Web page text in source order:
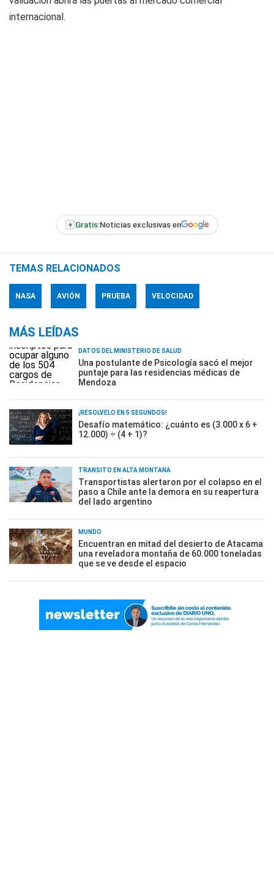
internacional.
+ Gratis:Noticias exclusivas en
TEMAS RELACIONADOS
NASA AVIÓN PRUEBA VELOCIDAD
MÁS LEÍDAS
DATOS DEL MINISTERIO DE SALUD
Una postulante de Psicología sacó el mejor
puntaje para las residencias médicas de
Mendoza
¡RESOLVELO EN 5 SEGUNDOS!
Desafío matemático: ¿cuánto es (3.000 x 6 +
12.000) ÷ (4 + 1)?
TRÁNSITO EN ALTA MONTAÑA
Transportistas alertaron por el colapso en el
paso a Chile ante la demora en su reapertura
del lado argentino
MUNDO
Encuentran en mitad del desierto de Atacama
una reveladora montaña de 60.000 toneladas
que se ve desde el espacio